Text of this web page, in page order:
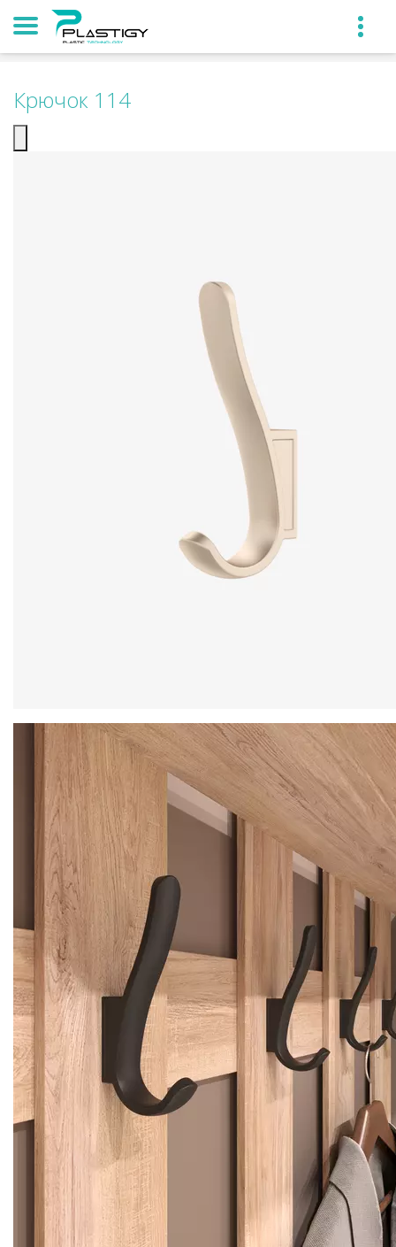
Крючок 114